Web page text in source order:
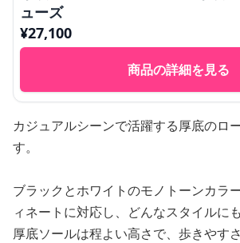
ューズ
¥27,100
商品の詳細を見る
カジュアルシーンで活躍する厚底のロ
す。
ブラックとホワイトのモノトーンカラ
ィネートに対応し、どんなスタイルに
厚底ソールは程よい高さで、歩きやす